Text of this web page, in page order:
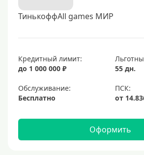
ТинькоффAll games МИР
Кредитный лимит:
до 1 000 000 ₽
55 дн.
Обслуживание:
Бесплатно
Оформить